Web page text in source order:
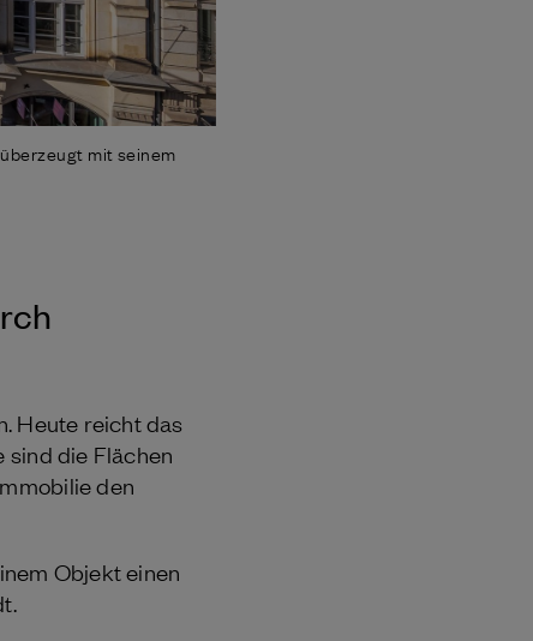
mit seinem
Heute reicht das
sind die Flächen
den
Objekt einen